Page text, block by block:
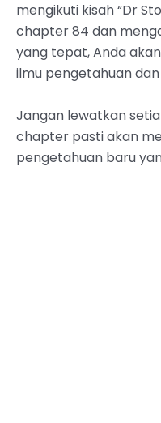
mengikuti kisah “Dr
chapter 84 dan
yang tepat, Anda
ilmu pengetahuan
Jangan lewatkan
chapter pasti akan
pengetahuan baru